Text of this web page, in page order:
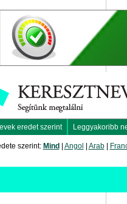
eredet szerint Leggyakoribb
szerint: Mind Angol Arab|